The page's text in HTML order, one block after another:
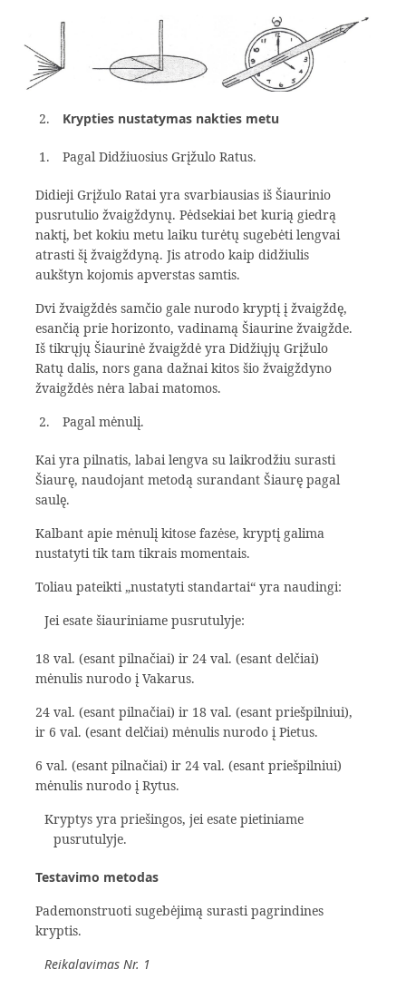
Krypties nustatymas nakties metu
Pagal Didžiuosius Grįžulo Ratus.
Didieji Grįžulo Ratai yra svarbiausias iš Šiaurinio
pusrutulio žvaigždynų. Pėdsekiai bet kurią giedrą
naktį, bet kokiu metu laiku turėtų sugebėti lengvai
atrasti šį žvaigždyną. Jis atrodo kaip didžiulis
aukštyn kojomis apverstas samtis.
Dvi žvaigždės samčio gale nurodo kryptį į žvaigždę,
esančią prie horizonto, vadinamą Šiaurine žvaigžde.
Iš tikrųjų Šiaurinė žvaigždė yra Didžiųjų Grįžulo
Ratų dalis, nors gana dažnai kitos šio žvaigždyno
žvaigždės nėra labai matomos.
Pagal mėnulį.
Kai yra pilnatis, labai lengva su laikrodžiu surasti
Šiaurę, naudojant metodą surandant Šiaurę pagal
saulę.
Kalbant apie mėnulį kitose fazėse, kryptį galima
nustatyti tik tam tikrais momentais.
Toliau pateikti „nustatyti standartai“ yra naudingi:
Jei esate šiauriniame pusrutulyje:
18 val. (esant pilnačiai) ir 24 val. (esant delčiai)
mėnulis nurodo į Vakarus.
24 val. (esant pilnačiai) ir 18 val. (esant priešpilniui),
ir 6 val. (esant delčiai) mėnulis nurodo į Pietus.
6 val. (esant pilnačiai) ir 24 val. (esant priešpilniui)
mėnulis nurodo į Rytus.
Kryptys yra priešingos, jei esate pietiniame
pusrutulyje.
Testavimo metodas
Pademonstruoti sugebėjimą surasti pagrindines
kryptis.
Reikalavimas Nr. 1